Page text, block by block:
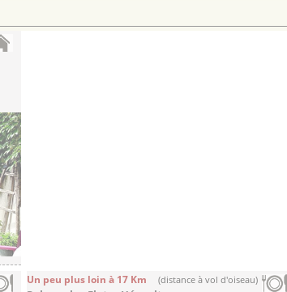
Un peu plus loin à 17 Km (distance à vol d'oiseau)